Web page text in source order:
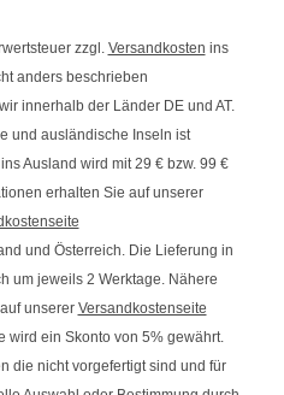
zzgl. Versandkosten ins
anders beschrieben
innerhalb der Länder DE und AT.
und ausländische Inseln ist
Ausland wird mit29 € bzw. 99 €
erhalten Sie auf unserer
und Österreich. Die Lieferung in
um jeweils 2 Werktage. Nähere
unserer Versandkostenseite
wird ein Skonto von 5% gewährt.
die nicht vorgefertigt sind und für